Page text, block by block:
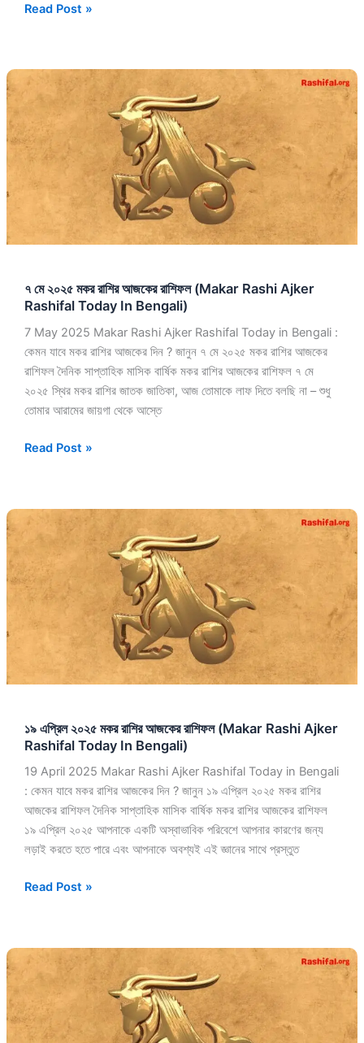
Read Post »
৭ মে ২০২৫ মকর রাশির আজকের রাশিফল (Makar Rashi Ajker
Rashifal Today In Bengali)
7 May 2025 Makar Rashi Ajker Rashifal Today in Bengali :
কেমন যাবে মকর রাশির আজকের দিন ? জানুন ৭ মে ২০২৫ মকর রাশির আজকের
রাশিফল দৈনিক সাপ্তাহিক মাসিক বার্ষিক মকর রাশির আজকের রাশিফল ৭ মে
২০২৫ স্থির মকর রাশির জাতক জাতিকা, আজ তোমাকে লাফ দিতে বলছি না – শুধু
তোমার আরামের জায়গা থেকে আস্তে
৭
মকর
রাশির
(Makar
Today
In
Bengali)
Read Post »
১৯ এপ্রিল ২০২৫ মকর রাশির আজকের রাশিফল (Makar Rashi Ajker
Rashifal Today In Bengali)
19 April 2025 Makar Rashi Ajker Rashifal Today in Bengali
: কেমন যাবে মকর রাশির আজকের দিন ? জানুন ১৯ এপ্রিল ২০২৫ মকর রাশির
আজকের রাশিফল দৈনিক সাপ্তাহিক মাসিক বার্ষিক মকর রাশির আজকের রাশিফল
১৯ এপ্রিল ২০২৫ আপনাকে একটি অস্বাভাবিক পরিবেশে আপনার কারণের জন্য
লড়াই করতে হতে পারে এবং আপনাকে অবশ্যই এই জ্ঞানের সাথে প্রস্তুত
১৯
এপ্রিল
মকর
রাশির
(Makar
Today
In
Bengali)
Read Post »
১৮
এপ্রিল
মকর
রাশির